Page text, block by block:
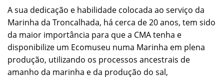
A sua dedicação e habilidade colocada ao serviço da
Marinha da Troncalhada, há cerca de 20 anos, tem sido
da maior importância para que a CMA tenha e
disponibilize um Ecomuseu numa Marinha em plena
produção, utilizando os processos ancestrais de
amanho da marinha e da produção do sal,